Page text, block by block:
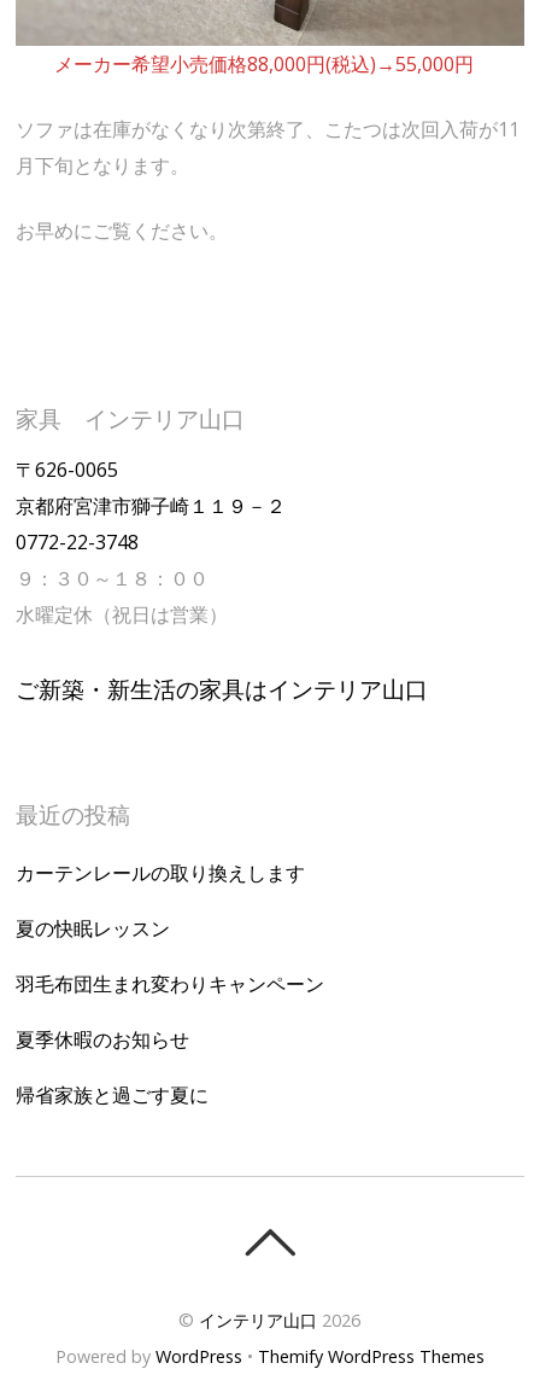
メーカー希望小売価格88,000円(税込)→55,000円
ソファは在庫がなくなり次第終了、こたつは次回入荷が11
月下旬となります。
お早めにご覧ください。
家具 インテリア山口
〒626-0065
京都府宮津市獅子崎１１９－２
0772-22-3748
９：３０～１８：００
水曜定休（祝日は営業）
ご新築・新生活の家具はインテリア山口
最近の投稿
カーテンレールの取り換えします
夏の快眠レッスン
羽毛布団生まれ変わりキャンペーン
夏季休暇のお知らせ
帰省家族と過ごす夏に
© インテリア山口 2026
Powered by WordPress • Themify WordPress Themes